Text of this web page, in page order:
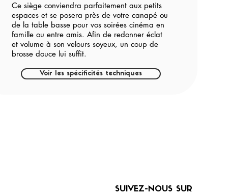
Ce siège conviendra parfaitement aux petits
espaces et se posera près de votre canapé ou
de la table basse pour vos soirées cinéma en
famille ou entre amis. Afin de redonner éclat
et volume à son velours soyeux, un coup de
brosse douce lui suffit.
Voir les spécificités techniques
SUIVEZ-NOUS SUR